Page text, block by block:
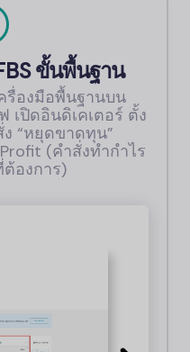
ขั้นพื้นฐาน
รื่องมือพื้นฐานบน
เปิดอินดิเคเตอร์ ตั้ง
“หยุดขาดทุน”
(คำสั่งทำกำไร
องการ)